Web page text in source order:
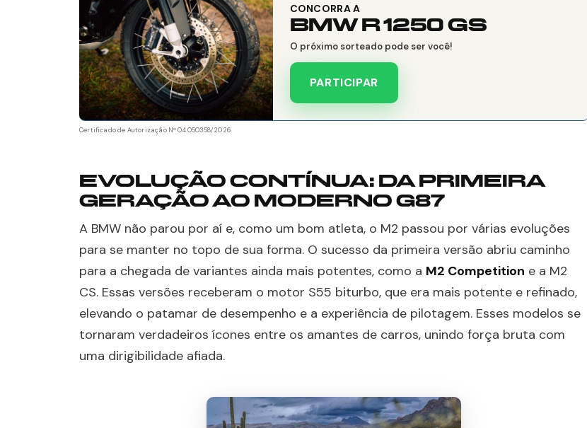
CONCORRA A
BMW R 1250 GS
O próximo sorteado pode ser você!
PARTICIPAR
Certificado de Autorização Nº 04.050358/2026
EVOLUÇÃO CONTÍNUA: DA PRIMEIRA
GERAÇÃO AO MODERNO G87
A BMW não parou por aí e, como um bom atleta, o M2 passou por várias evoluções
para se manter no topo de sua forma. O sucesso da primeira versão abriu caminho
para a chegada de variantes ainda mais potentes, como a M2 Competition e a M2
CS. Essas versões receberam o motor S55 biturbo, que era mais potente e refinado,
elevando o patamar de desempenho e a experiência de pilotagem. Esses modelos se
tornaram verdadeiros ícones entre os amantes de carros, unindo força bruta com
uma dirigibilidade afiada.